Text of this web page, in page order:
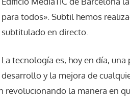
para todos». Subtil hemos
subtitulado en directo.
La tecnología es, hoy en día, una
desarrollo y la mejora de
revolucionando la manera en